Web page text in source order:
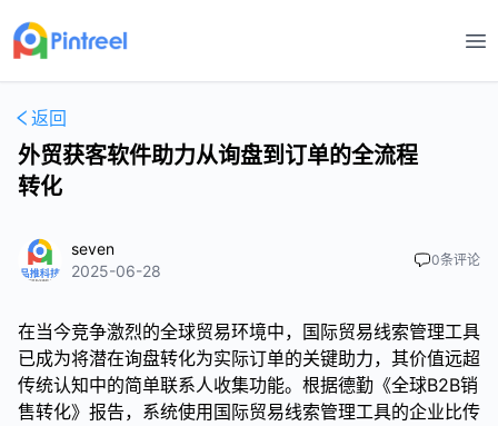
打
返回
外贸获客软件助力从询盘到订单的全流程
转化
seven
2025-06-28
0条评论
在当今竞争激烈的全球贸易环境中，国际贸易线索管理工具
已成为将潜在询盘转化为实际订单的关键助力，其价值远超
传统认知中的简单联系人收集功能。根据德勤《全球B2B销
售转化》报告，系统使用国际贸易线索管理工具的企业比传